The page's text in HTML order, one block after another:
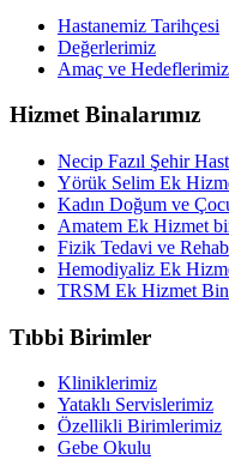
Hastanemiz Tarihçesi
Değerlerimiz
Amaç ve Hedeflerimiz
Hizmet Binalarımız
Necip Fazıl Şehir
Yörük Selim Ek
Kadın Doğum ve
Amatem Ek Hizmet
Fizik Tedavi ve
Hemodiyaliz Ek
TRSM Ek Hizmet
Tıbbi Birimler
Kliniklerimiz
Yataklı Servislerimiz
Özellikli Birimlerimiz
Gebe Okulu